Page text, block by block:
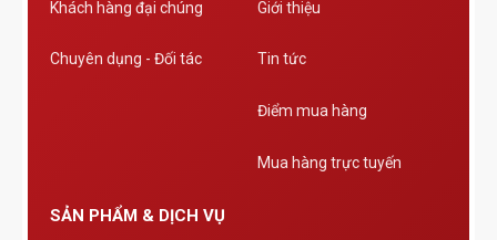
Khách hàng đại chúng
Chuyên dụng - Đối tác
Giới thiệu
Tin tức
Điểm mua hàng
Mua hàng trực tuyến
SẢN PHẨM & DỊCH VỤ